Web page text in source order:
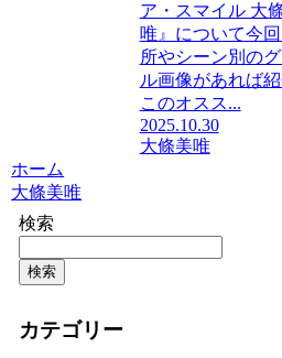
ア・スマイル 大
唯』について今
所やシーン別の
ル画像があれば紹
このオスス...
2025.10.30
大條美唯
ホーム
大條美唯
検索
検索
カテゴリー